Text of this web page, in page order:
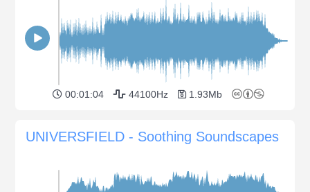
00:01:04 44100Hz 1.93Mb
UNIVERSFIELD - Soothing Soundscapes